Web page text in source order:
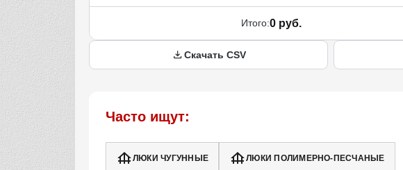
Итого:0 руб.
Скачать CSV
Часто ищут:
ЛЮКИ ЧУГУННЫЕ ЛЮКИ ПОЛИМЕРНО-ПЕСЧАНЫЕ